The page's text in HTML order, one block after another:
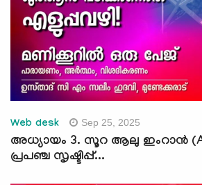
Web desk Sep 25, 2025
അധ്യായം 3. സൂറ ആലു ഇംറാന്‍
പ്രപഞ്ച സൃഷ്ടിപ്പ്...